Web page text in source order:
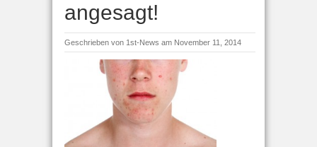
angesagt!
Geschrieben von 1st-News am November 11, 2014